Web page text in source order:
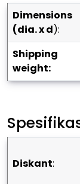
dimensions
(dia. x d):
shipping
weight:
diskant: